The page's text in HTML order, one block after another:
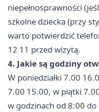
niepełnosprawności
szkolne dziecka (przy
warto potwierdzić
12 11 przed wizytą.
4. Jakie są godziny
W poniedziałki 7.00
7.00 15.00, w piątki
w godzinach od 8:00 do